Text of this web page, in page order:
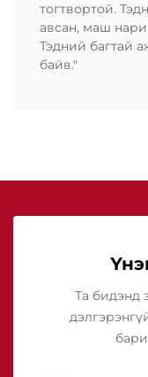
тогтвортой.
авсан, маш
Тэдний багтай
байв."
Та бидэнд